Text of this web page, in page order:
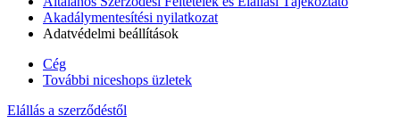
Akadálymentesítési nyilatkozat
Adatvédelmi beállítások
Cég
További niceshops üzletek
Elállás a szerződéstől